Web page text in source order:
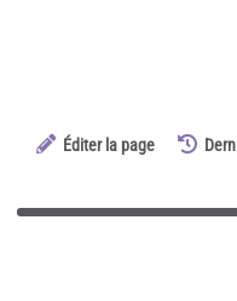
Éditer la page